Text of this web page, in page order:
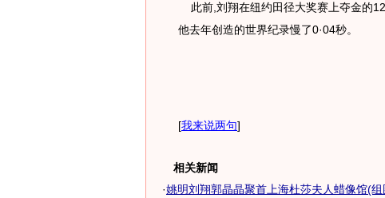
此前,刘翔在纽约田径大奖赛上夺金的
他去年创造的世界纪录慢了0·04秒。
[我来说两句]
相关新闻
·姚明刘翔郭晶晶聚首上海杜莎夫人蜡像馆(组